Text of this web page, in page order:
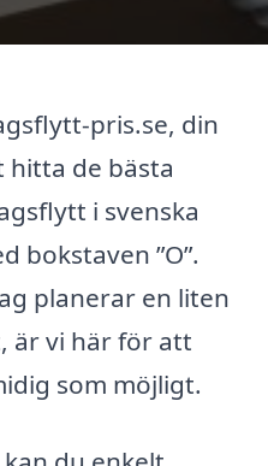
pris.se, din
de bästa
i svenska
bokstaven ”O”.
planerar en liten
är vi här för att
som möjligt.